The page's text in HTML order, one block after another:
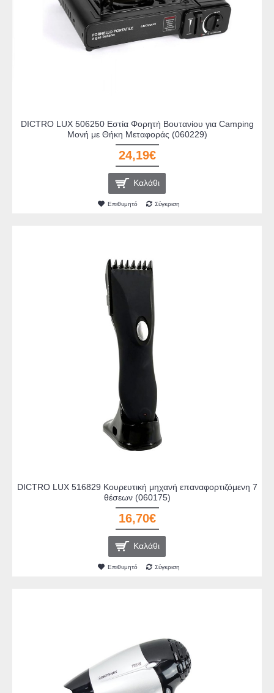
DICTRO LUX 506250 Εστία Φορητή Βουτανίου για Camping
Μονή με Θήκη Μεταφοράς (060229)
24,19€
Καλάθι
Επιθυμητό Σύγκριση
DICTRO LUX 516829 Κουρευτική μηχανή επαναφορτιζόμενη 7
θέσεων (060175)
16,70€
Καλάθι
Επιθυμητό Σύγκριση